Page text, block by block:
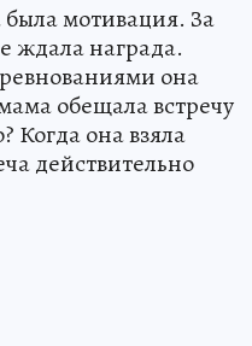
мотивация. За
ждала награда.
она
обещала встречу
Когда она взяла
действительно